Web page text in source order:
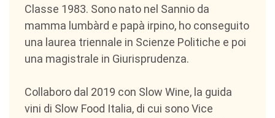
Classe 1983. Sono nato nel Sannio da
mamma lumbàrd e papà irpino, ho conseguito
una laurea triennale in Scienze Politiche e poi
una magistrale in Giurisprudenza.
Collaboro dal 2019 con Slow Wine, la guida
vini di Slow Food Italia, di cui sono Vice